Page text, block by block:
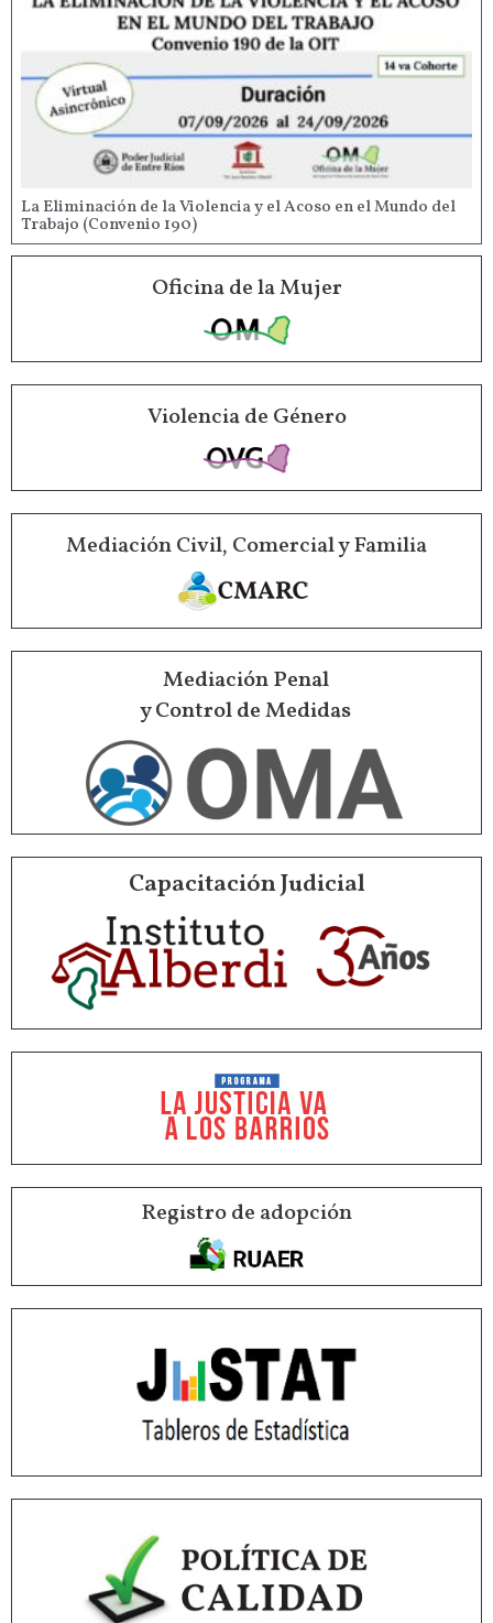
La Eliminación de la Violencia y el Acoso en el Mundo del
Trabajo (Convenio 190)
Oficina de la Mujer
Violencia de Género
Mediación Civil, Comercial y Familia
Mediación Penal
y Control de Medidas
Capacitación Judicial
Registro de adopción